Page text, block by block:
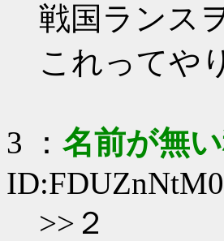
戦国ランス
これってや
3 ： 名前が無
ID:FDUZnNtM0
>>２